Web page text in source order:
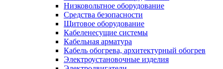
Низковольтное оборудование
Средства безопасности
Щитовое оборудование
Кабеленесущие системы
Кабельная арматура
Кабель обогрева, архитектурный обогрев
Электроустановочные изделия